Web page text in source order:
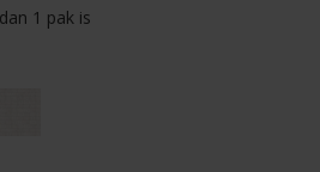
dan 1 pak is